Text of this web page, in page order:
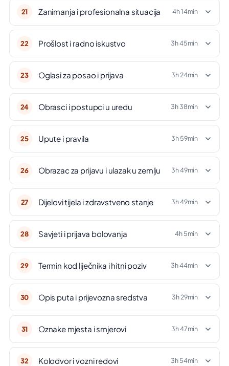
21 Zanimanja i profesionalna situacija 4h 14min
22 Prošlost i radno iskustvo 3h 45min
23 Oglasi za posao i prijava 3h 24min
24 Obrasci i postupci u uredu 3h 38min
25 Upute i pravila 3h 59min
26 Obrazac za prijavu i ulazak u zemlju 3h 49min
27 Dijelovi tijela i zdravstveno stanje 3h 49min
28 Savjeti i prijava bolovanja 4h 5min
29 Termin kod liječnika i hitni poziv 3h 44min
30 Opis puta i prijevozna sredstva 3h 29min
31 Oznake mjesta i smjerovi 3h 47min
32 Kolodvor i vozni redovi 3h 54min